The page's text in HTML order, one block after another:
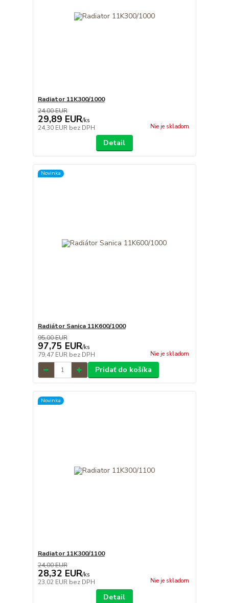
Radiator 11K300/1000
24,00 EUR
29,89 EUR/ks
24,30 EUR bez DPH Nie je skladom
Detail
Novinka
Radiátor Sanica 11K600/1000
95,00 EUR
97,75 EUR/ks
79,47 EUR bez DPH Nie je skladom
Pridať do košíka
Novinka
Radiator 11K300/1100
24,00 EUR
28,32 EUR/ks
23,02 EUR bez DPH Nie je skladom
Detail